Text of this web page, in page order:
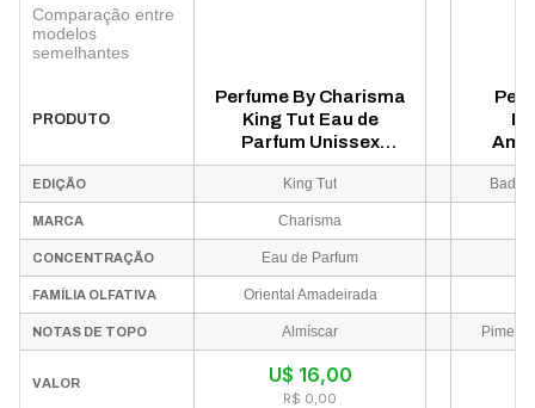
Comparação entre
modelos
semelhantes
PRODUTO
Perfume By Charisma
King Tut Eau de
Parfum Unissex
100ml
EDIÇÃO King Tut
MARCA Charisma
CONCENTRAÇÃO Eau de Parfum
FAMÍLIA OLFATIVA Oriental Amadeirada
NOTAS DE TOPO Almíscar
VALOR U$ 16,00
R$ 0,00